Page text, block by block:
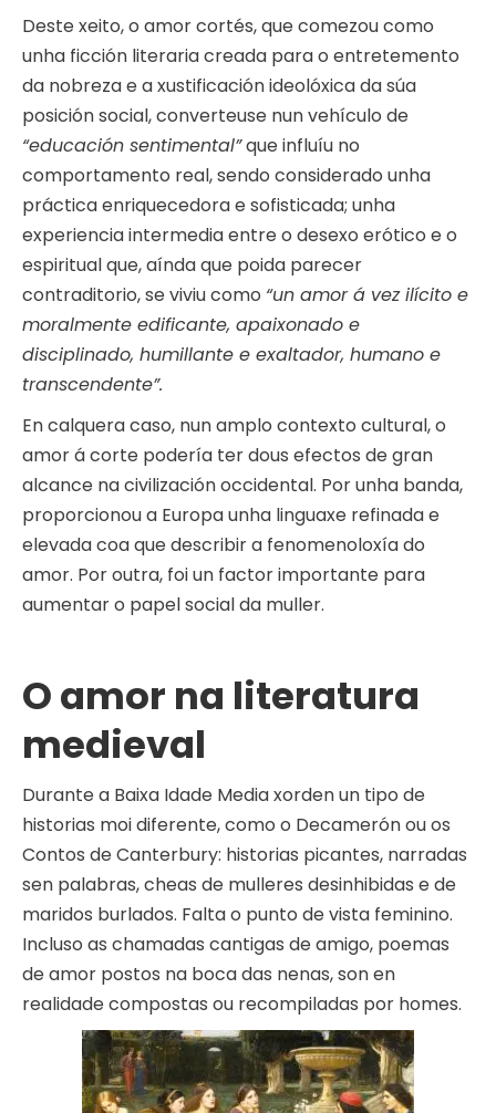
Deste xeito, o amor cortés, que comezou como
unha ficción literaria creada para o entretemento
da nobreza e a xustificación ideolóxica da súa
posición social, converteuse nun vehículo de
“educación sentimental”que influíu no
comportamento real, sendo considerado unha
práctica enriquecedora e sofisticada; unha
experiencia intermedia entre o desexo erótico e o
espiritual que, aínda que poida parecer
contraditorio, se viviu como “un amor á vez ilícito e
moralmente edificante, apaixonado e
disciplinado, humillante e exaltador, humano e
transcendente”.
En calquera caso, nun amplo contexto cultural, o
amor á corte podería ter dous efectos de gran
alcance na civilización occidental. Por unha banda,
proporcionou a Europa unha linguaxe refinada e
elevada coa que describir a fenomenoloxía do
amor. Por outra, foi un factor importante para
aumentar o papel social da muller.
O amor na literatura
medieval
Durante a Baixa Idade Media xorden un tipo de
historias moi diferente, como o Decamerón ou os
Contos de Canterbury: historias picantes, narradas
sen palabras, cheas de mulleres desinhibidas e de
maridos burlados. Falta o punto de vista feminino.
Incluso as chamadas cantigas de amigo, poemas
de amor postos na boca das nenas, son en
realidade compostas ou recompiladas por homes.